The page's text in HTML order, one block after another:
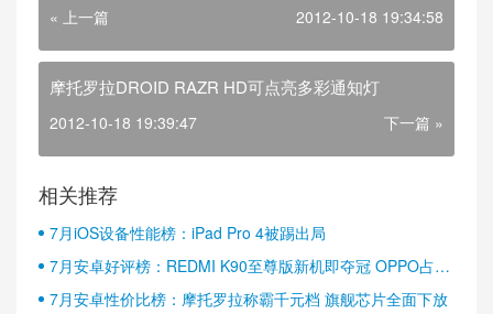
« 上一篇 2012-10-18 19:34:58
摩托罗拉DROID RAZR HD可点亮多彩通知灯
2012-10-18 19:39:47 下一篇 »
相关推荐
7月iOS设备性能榜：iPad Pro 4被踢出局
7月安卓好评榜：REDMI K90至尊版新机即夺冠 OPPO占据
半壁江山
7月安卓性价比榜：摩托罗拉称霸千元档 旗舰芯片全面下放